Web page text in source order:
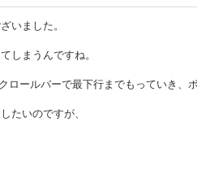
いました。
しまうんですね。
ロールバーで最下行までもっていき、
たいのですが、